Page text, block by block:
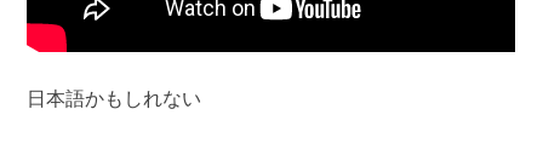
日本語かもしれない